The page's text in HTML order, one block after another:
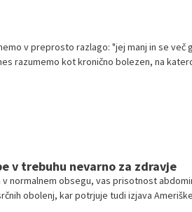
v preprosto razlago: "jej manj in se več
razumemo kot kronično bolezen, na
v trebuhu nevarno za zdravje
normalnem obsegu, vas prisotnost
obolenj, kar potrjuje tudi izjava